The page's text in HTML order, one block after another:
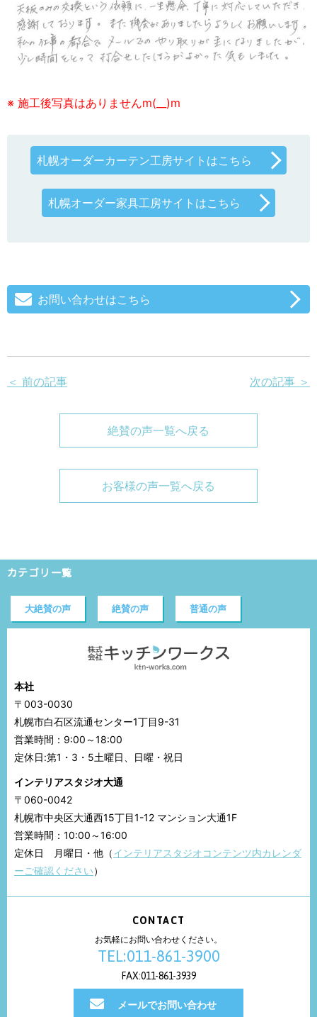
※ 施工後写真はありませんm(__)m
札幌オーダーカーテン工房サイトはこちら
札幌オーダー家具工房サイトはこちら
お問い合わせはこちら
＜ 前の記事 次の記事 ＞
絶賛の声一覧へ戻る
お客様の声一覧へ戻る
カテゴリ一覧
大絶賛の声 絶賛の声 普通の声
本社
〒003-0030
札幌市白石区流通センター1丁目9-31
営業時間：9:00～18:00
定休日:第1・3・5土曜日、日曜・祝日
インテリアスタジオ大通
〒060-0042
札幌市中央区大通西15丁目1-12 マンション大通1F
営業時間：10:00～16:00
定休日 月曜日・他（インテリアスタジオコンテンツ内カレンダ
ーご確認ください）
CONTACT
お気軽にお問い合わせください。
TEL:011-861-3900
FAX:011-861-3939
メールでお問い合わせ